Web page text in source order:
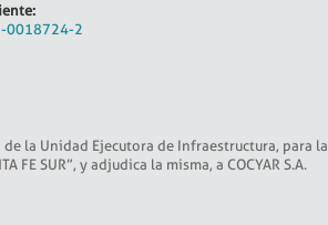
0018724-2
la Unidad Ejecutora de Infraestructura, para la
FE SUR”, y adjudica la misma, a COCYAR S.A.